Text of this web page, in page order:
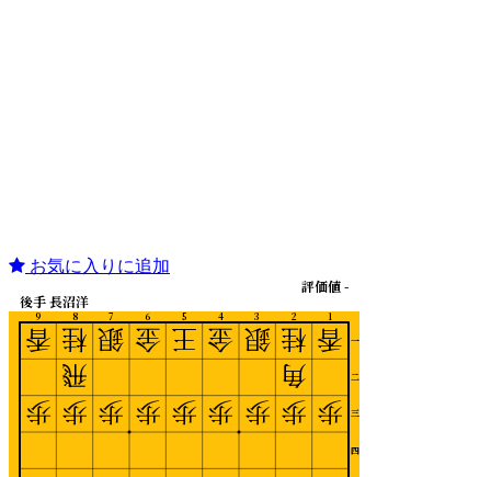
お気に入りに追加
1
2
3
4
5
6
7
8
9
一
二
三
四
後手 長沼洋
評価値 -
香
歩
桂
角
歩
銀
歩
金
歩
王
歩
金
歩
銀
歩
桂
飛
歩
香
歩